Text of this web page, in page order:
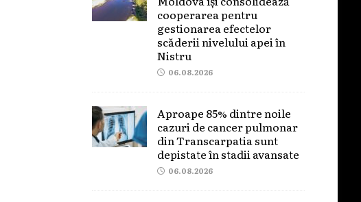
cooperarea pentru
gestionarea efectelor
scăderii nivelului apei în
Nistru
06.08.2026
Aproape 85% dintre noile
cazuri de cancer pulmonar
din Transcarpatia sunt
depistate în stadii avansate
06.08.2026